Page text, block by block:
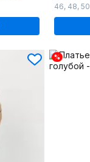
46, 48, 50
%